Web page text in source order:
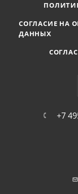
СОГЛАСИЕ НА
ДАННЫХ
+7